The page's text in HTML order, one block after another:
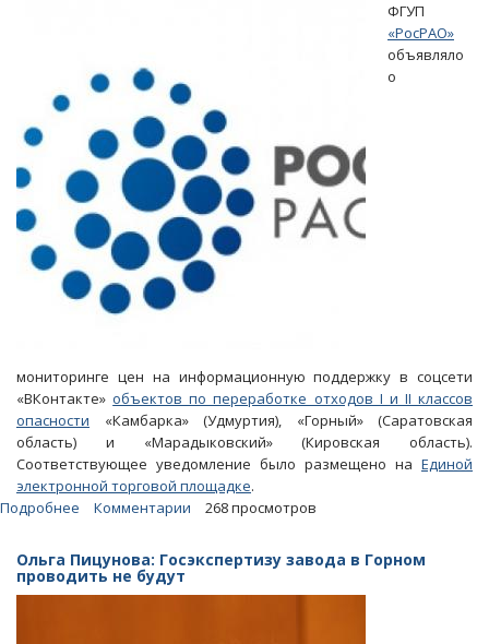
движения
подкосили
Радаева
ФГУП
«РосРАО»
объявляло
о
мониторинге цен на информационную поддержку в соцсети
«ВКонтакте»объектов по переработке отходов I и II классов
опасности «Камбарка» (Удмуртия), «Горный» (Саратовская
область) и «Марадыковский» (Кировская область).
Соответствующее уведомление было размещено на Единой
электронной торговой площадке.
Подробнее
Горном.
«РосРАО»
Комментарии 268 просмотров
Ольга Пицунова: Госэкспертизу завода в Горном
проводить не будут